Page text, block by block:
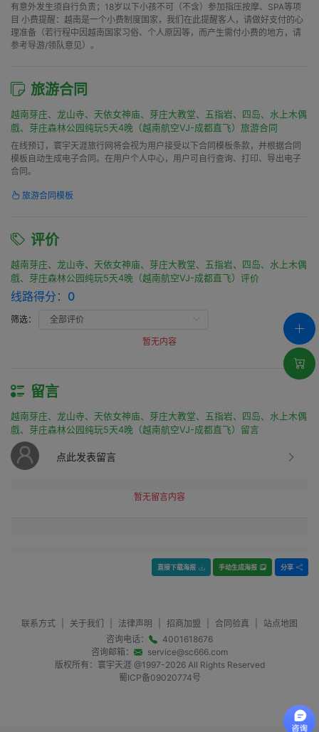
有意外发生须自行负责；18岁以下小孩不可（不含）参加指压按摩、SPA等项
目 小费提醒：越南是一个小费制度国家，我们在此提醒客人，请做好支付的心
理准备（若行程中因越南国家习俗、个人原因等，而产生需付小费的地方，请
参考导游/领队意见）。
旅游合同
越南芽庄、龙山寺、天依女神庙、芽庄大教堂、五指岩、四岛、水上木偶
戲、芽庄森林公园纯玩5天4晚（越南航空VJ-成都直飞）旅游合同
在线预订，寰宇天涯旅行网将会视为用户接受以下合同模板条款，并根据合同
模板自动生成电子合同。在用户个人中心，用户可自行查询、打印、导出电子
合同。
旅游合同模板
评价
越南芽庄、龙山寺、天依女神庙、芽庄大教堂、五指岩、四岛、水上木偶
戲、芽庄森林公园纯玩5天4晚（越南航空VJ-成都直飞）评价
线路得分： 0
筛选：
暂无内容
留言
越南芽庄、龙山寺、天依女神庙、芽庄大教堂、五指岩、四岛、水上木偶
戲、芽庄森林公园纯玩5天4晚（越南航空VJ-成都直飞）留言
点此发表留言
暂无留言内容
直接下载海报 手动生成海报 分享
联系方式 关于我们 法律声明 招商加盟 合同验真
站点地图
咨询电话：
4001618676
咨询邮箱：
service@sc666.com
版权所有：寰宇天涯 @1997-2026All Rights Reserved
蜀ICP备09020774号